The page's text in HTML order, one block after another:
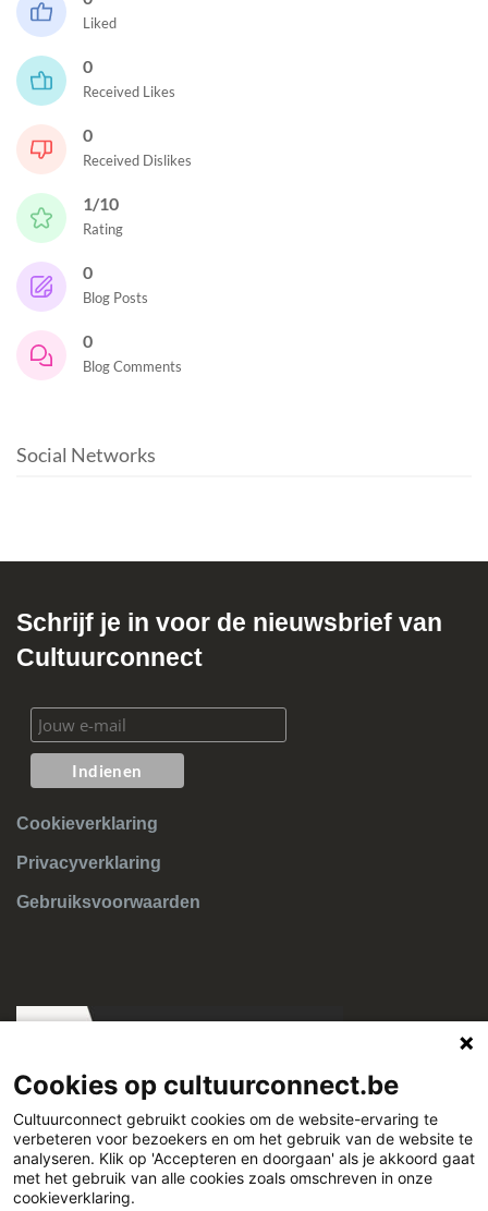
Liked
0
Received Likes
0
Received Dislikes
1/10
Rating
0
Blog Posts
0
Blog Comments
Social Networks
Schrijf je in voor de nieuwsbrief van
Cultuurconnect
Cookieverklaring
Privacyverklaring
Gebruiksvoorwaarden
Cultuurconnect
Cookies op cultuurconnect.be
Cultuurconnect gebruikt cookies om de website-ervaring te
verbeteren voor bezoekers en om het gebruik van de website te
analyseren. Klik op 'Accepteren en doorgaan' als je akkoord gaat
met het gebruik van alle cookies zoals omschreven in onze
cookieverklaring.